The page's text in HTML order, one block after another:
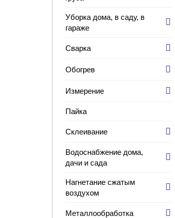
Уборка дома, в саду, в
гараже
Сварка
Обогрев
Измерение
Пайка
Склеивание
Водоснабжение дома,
дачи и сада
Нагнетание сжатым
воздухом
Металлообработка